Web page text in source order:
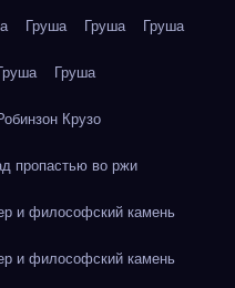
Груша Груша Груша
Груша
Крузо
пропастью во ржи
и философский камень
и философский камень